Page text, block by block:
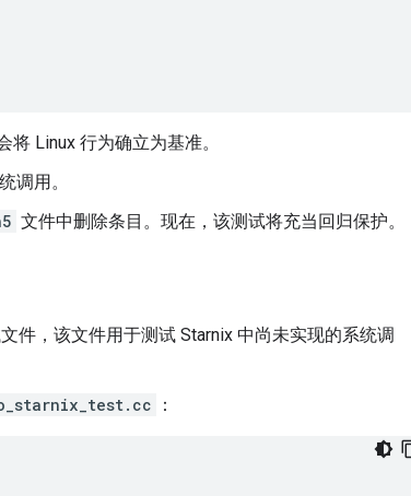
Linux 行为确立为基准。
调用。
文件中删除条目。现在，该测试将充当回归保护。
件，该文件用于测试 Starnix 中尚未实现的系统调
：